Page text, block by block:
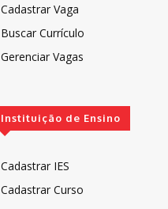
Cadastrar Vaga
Buscar Currículo
Gerenciar Vagas
Instituição de Ensino
Cadastrar IES
Cadastrar Curso